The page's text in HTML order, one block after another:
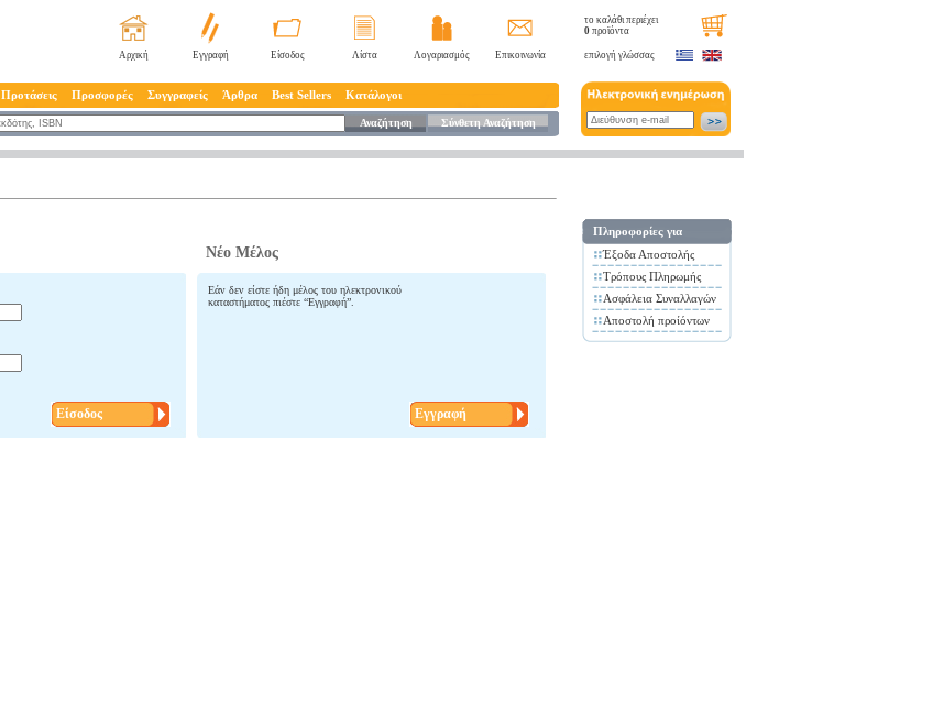
Αρχική Εγγραφή Είσοδος Λίστα Λογαριασμός Επικοινωνία
Προτάσεις Προσφορές Συγγραφείς Άρθρα Best Sellers Κατάλογοι
Αναζήτηση Σύνθετη Αναζήτηση
το καλάθι περιέχει
0 προϊόντα
επιλογή γλώσσας
Νέο Μέλος
Είσοδος
Εάν δεν είστε ήδη μέλος του ηλεκτρονικού
καταστήματος πιέστε “Εγγραφή”.
Εγγραφή
Πληροφορίες για
Έξοδα Αποστολής
Τρόπους Πληρωμής
Ασφάλεια Συναλλαγών
Αποστολή προίόντων